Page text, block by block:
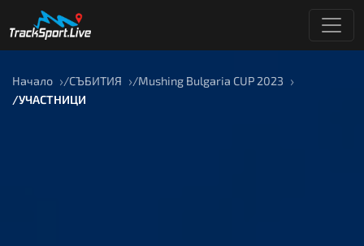
Начало СЪБИТИЯ
Mushing Bulgaria CUP 2023
УЧАСТНИЦИ